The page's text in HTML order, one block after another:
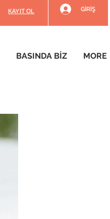
KAYIT OL GİRİŞ
BASINDA BİZ MORE